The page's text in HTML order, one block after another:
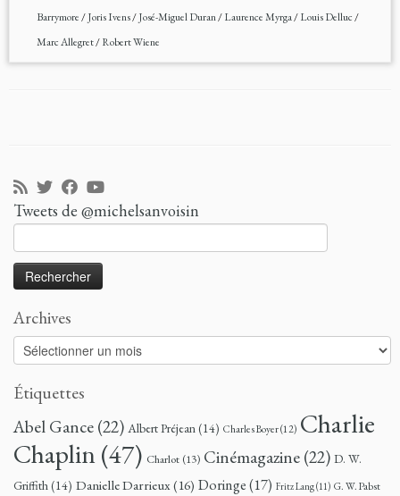
Barrymore/Joris Ivens/José-Miguel Duran/Laurence Myrga/Louis Delluc/
Marc Allegret/Robert Wiene
Tweets de @michelsanvoisin
Archives
Archives
Étiquettes
Abel Gance(22) Albert Préjean(14) Charles Boyer(12) Charlie
Chaplin(47) Charlot (13) Cinémagazine(22) D. W.
Griffith(14) Danielle Darrieux(16) Doringe(17) Fritz Lang(11) G. W. Pabst